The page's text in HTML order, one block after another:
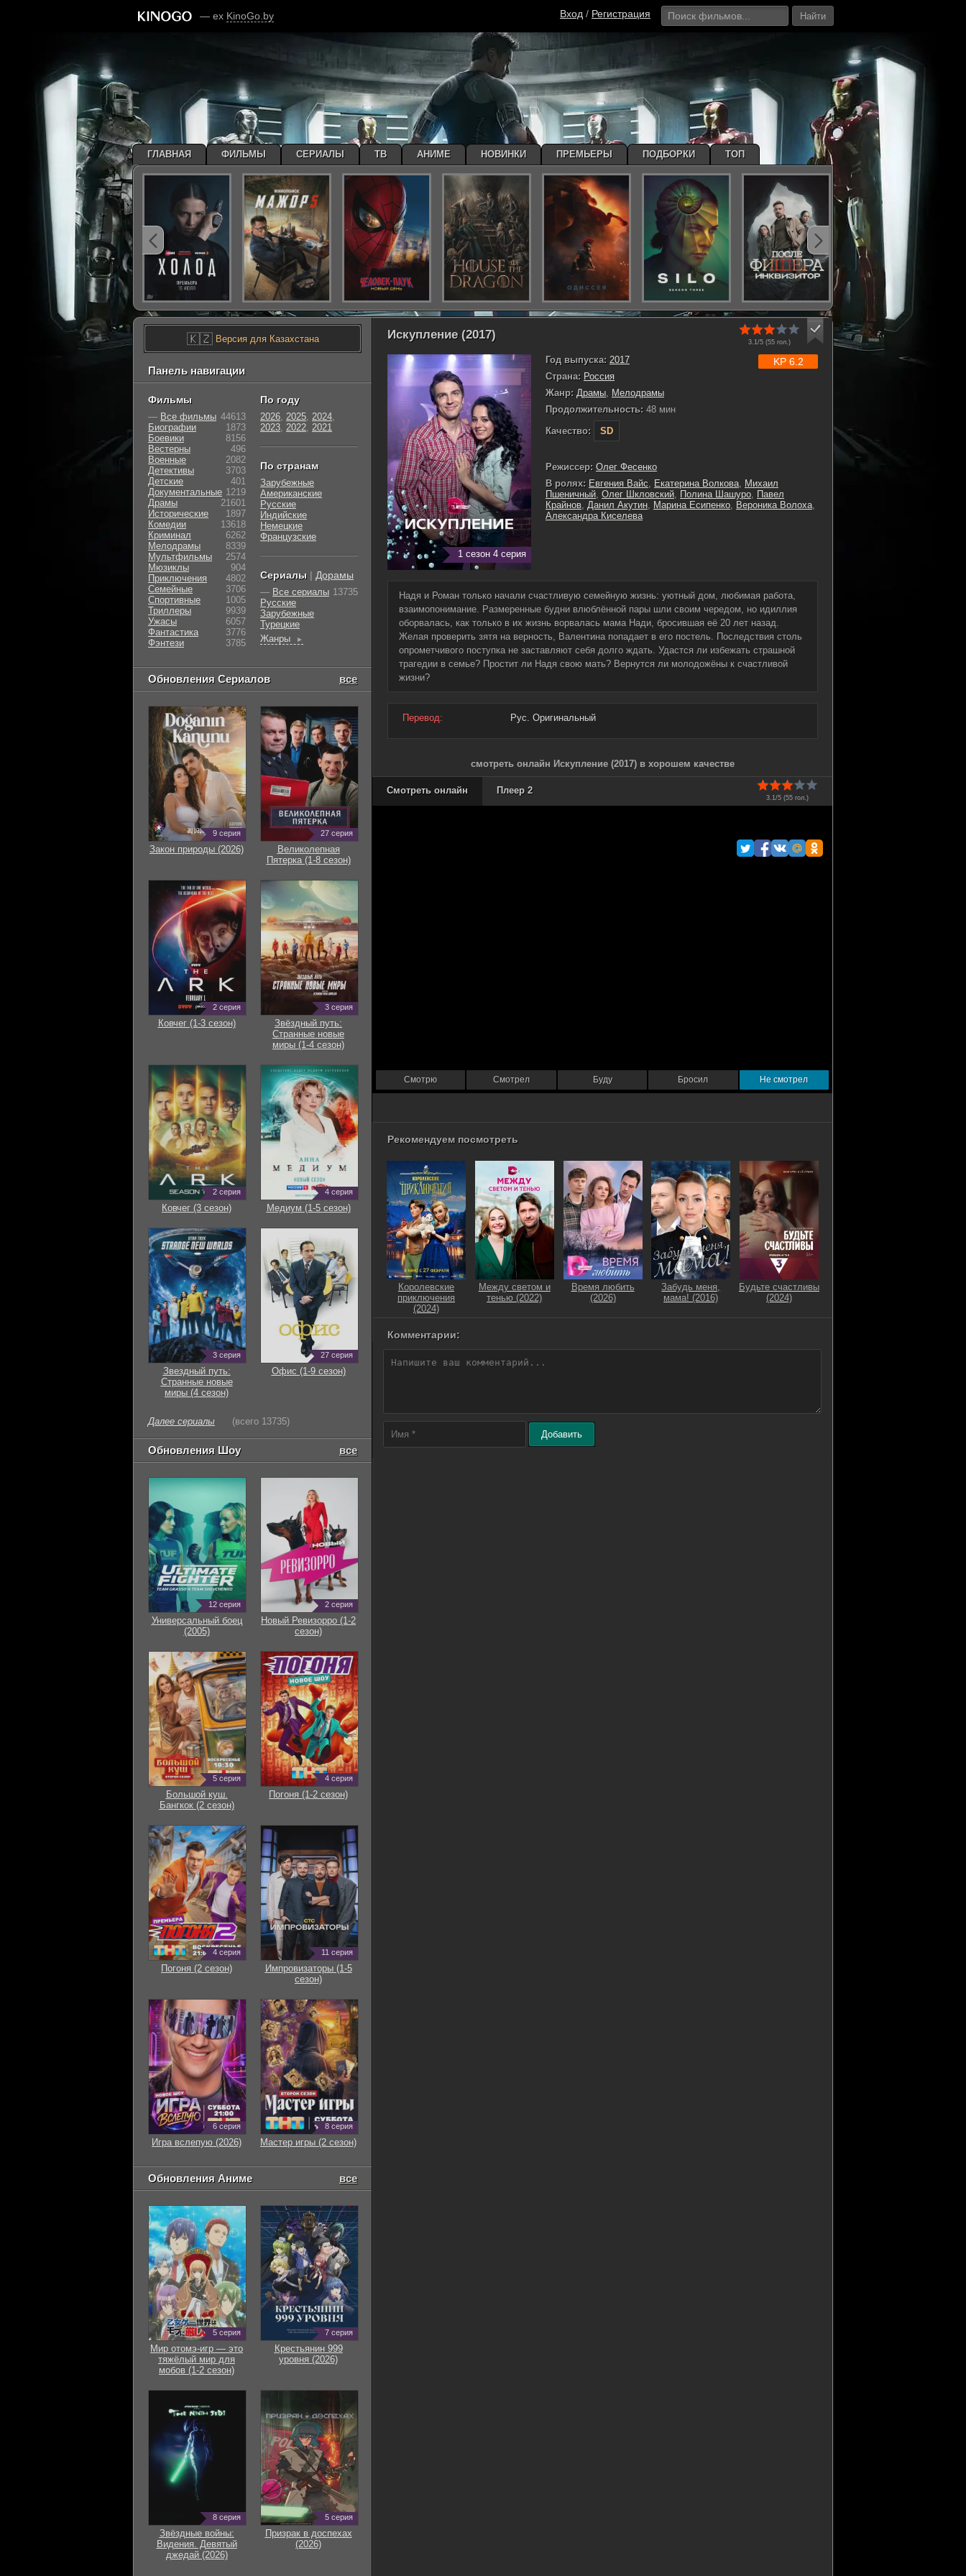
— ex KinoGo.by Вход / Регистрация Найти
Искупление (2017)
3.1/5 (55 гол.)
1 сезон 4 серия
Год выпуска: 2017
Страна: Россия
Жанр: Драмы, Мелодрамы
Продолжительность: 48 мин
Качество:
SD
KP 6.2
Режиссер: Олег Фесенко
В ролях: Евгения Вайс, Екатерина Волкова, Михаил
Пшеничный, Олег Шкловский, Полина Шашуро, Павел
Крайнов, Данил Акутин, Марина Есипенко, Вероника Волоха,
Александра Киселева
Надя и Роман только начали счастливую семейную жизнь: уютный дом, любимая работа,
взаимопонимание. Размеренные будни влюблённой пары шли своим чередом, но идиллия
оборвалась, как только в их жизнь ворвалась мама Нади, бросившая её 20 лет назад.
Желая проверить зятя на верность, Валентина попадает в его постель. Последствия столь
опрометчивого поступка не заставляют себя долго ждать. Удастся ли избежать страшной
трагедии в семье? Простит ли Надя свою мать? Вернутся ли молодожёны к счастливой
жизни?
Перевод: Рус. Оригинальный
смотреть онлайн Искупление (2017) в хорошем качестве
3.1/5 (55 гол.)
Смотреть онлайн Плеер 2
Смотрю Смотрел Буду Бросил Не смотрел
Рекомендуем посмотреть
Королевские
приключения
(2024)
Между светом и
тенью (2022)
Время любить
(2026)
Забудь меня,
мама! (2016)
Будьте счастливы
(2024)
Комментарии:
Добавить
🇰🇿Версия для Казахстана
Панель навигации
Фильмы
— Все фильмы 44613
Биографии
1873
Боевики
8156
Вестерны
496
Военные
2082
Детективы
3703
Детские
401
Документальные 1219
Драмы
21601
Исторические
1897
Комедии
13618
Криминал
6262
Мелодрамы
8339
Мультфильмы
2574
Мюзиклы
904
Приключения
4802
Семейные
3706
Cпортивные
1005
Триллеры
9939
Ужасы
6057
Фантастика
3776
Фэнтези
3785
По году
2026, 2025, 2024,
2023, 2022, 2021
По странам
Зарубежные
Американские
Русские
Индийские
Немецкие
Французские
Сериалы | Дорамы
— Все сериалы 13735
Русские
Зарубежные
Турецкие
Жанры
►
Обновления Сериалов все
9 серия
Закон природы (2026)
27 серия
Великолепная
Пятерка (1-8 сезон)
2 серия
Ковчег (1-3 сезон)
3 серия
Звёздный путь:
Странные новые
миры (1-4 сезон)
2 серия
Ковчег (3 сезон)
4 серия
Медиум (1-5 сезон)
3 серия
Звездный путь:
Странные новые
миры (4 сезон)
27 серия
Офис (1-9 сезон)
Далее сериалы (всего 13735)
Обновления Шоу все
12 серия
Универсальный боец
(2005)
2 серия
Новый Ревизорро (1-2
сезон)
5 серия
Большой куш.
Бангкок (2 сезон)
4 серия
Погоня (1-2 сезон)
4 серия
Погоня (2 сезон)
11 серия
Импровизаторы (1-5
сезон)
6 серия
Игра вслепую (2026)
8 серия
Мастер игры (2 сезон)
Обновления Аниме все
5 серия
Мир отомэ-игр — это
тяжёлый мир для
мобов (1-2 сезон)
7 серия
Крестьянин 999
уровня (2026)
8 серия
Звёздные войны:
Видения. Девятый
джедай (2026)
5 серия
Призрак в доспехах
(2026)
ГЛАВНАЯ ФИЛЬМЫ СЕРИАЛЫ ТВ АНИМЕ НОВИНКИ ПРЕМЬЕРЫ ПОДБОРКИ ТОП